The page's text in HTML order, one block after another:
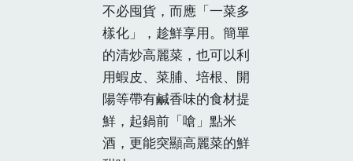
不必囤貨，而應「一菜多
樣化」，趁鮮享用。簡單
的清炒高麗菜，也可以利
用蝦皮、菜脯、培根、開
陽等帶有鹹香味的食材提
鮮，起鍋前「嗆」點米
酒，更能突顯高麗菜的鮮